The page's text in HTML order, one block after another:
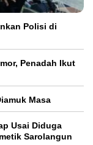
Polisi di
Penadah Ikut
Masa
Usai Diduga
Sarolangun